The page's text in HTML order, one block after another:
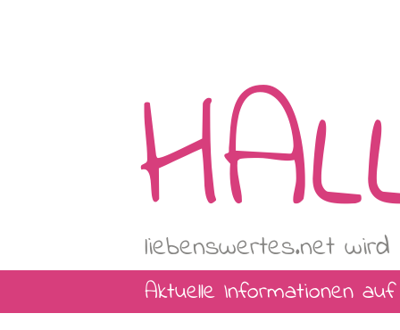
liebenswertes.net
Aktuelle Informationen